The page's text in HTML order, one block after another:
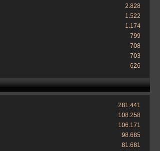
2.828
1.522
1.174
799
708
703
626
281.441
108.258
106.171
98.685
81.681